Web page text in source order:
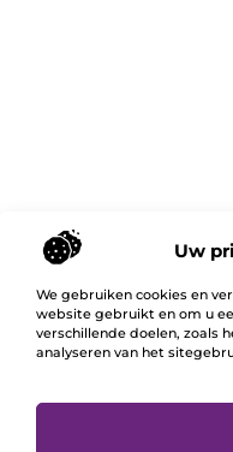
Uw
We gebruiken cookies en
website gebruikt en om u
verschillende doelen, zoals
analyseren van het